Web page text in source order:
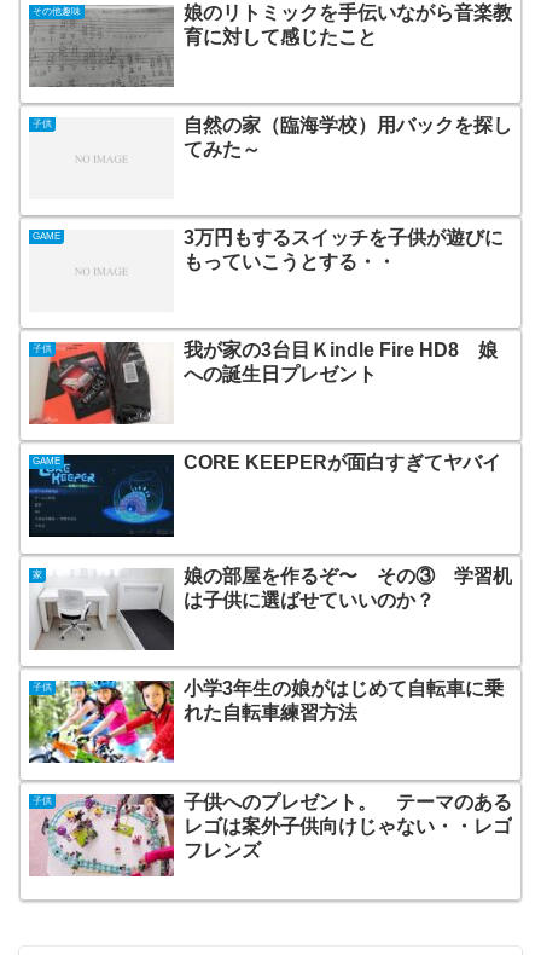
その他趣味
娘のリトミックを手伝いながら音楽教
育に対して感じたこと
子供
自然の家（臨海学校）用バックを探し
てみた～
GAME
3万円もするスイッチを子供が遊びに
もっていこうとする・・
子供
我が家の3台目Ｋindle Fire HD8 娘
への誕生日プレゼント
GAME CORE KEEPERが面白すぎてヤバイ
家
娘の部屋を作るぞ〜 その③ 学習机
は子供に選ばせていいのか？
子供
小学3年生の娘がはじめて自転車に乗
れた自転車練習方法
子供
子供へのプレゼント。 テーマのある
レゴは案外子供向けじゃない・・レゴ
フレンズ